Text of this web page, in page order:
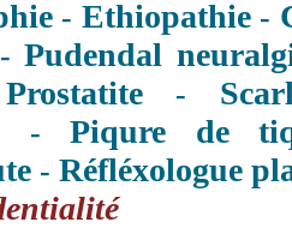
- Ethiopathie-
-Pudendal
Prostatite-
-Piqure de
-Réfléxologue